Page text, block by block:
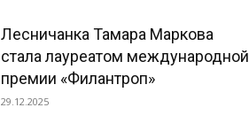
Лесничанка Тамара Маркова
стала лауреатом международной
премии «Филантроп»
29.12.2025